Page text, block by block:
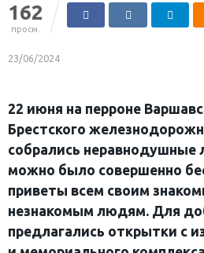
162
просм.
23/06/2024
22 июня на перроне
Брестского
собрались неравнодушные
можно было совершенно
приветы всем своим
незнакомым людям. Для
предлагались открытки с